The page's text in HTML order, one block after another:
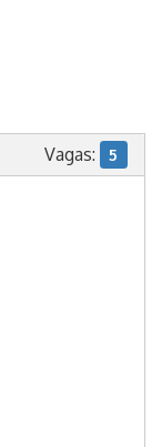
Vagas: 5